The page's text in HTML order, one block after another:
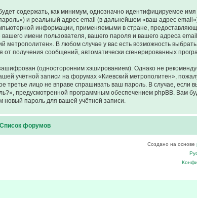
содержать, как минимум, однозначно идентифицируемое
и реальный адрес email (в дальнейшем «ваш адрес
информации, применяемыми в стране,
имени пользователя, вашего пароля и вашего адреса
метрополитен». В любом случае у вас есть возможность
от получения сообщений, автоматически сгенерированных
(односторонним хэшированием). Однако не
учётной записи на форумах «Киевский метрополитен»,
третье лицо не вправе спрашивать ваш пароль. В случае,
предусмотренной программным обеспечением phpBB. Вам
новый пароль для вашей учётной записи.
Список форумов
Создано на основе